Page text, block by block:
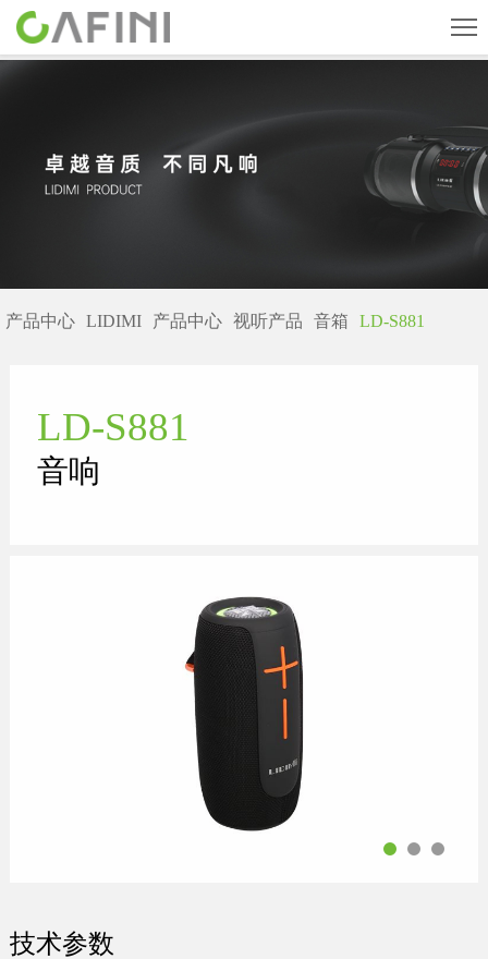
产品中心
人才招聘
English
产品中心 LIDIMI 产品中心 视听产品 音箱 LD-S881
LD-S881
音响
技术参数